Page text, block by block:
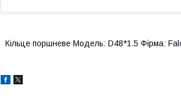
Кільце поршневе Модель: D48*1.5 Фірма: